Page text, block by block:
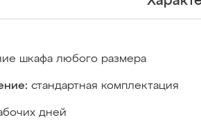
шкафа любого размера
стандартная комплектация
дней